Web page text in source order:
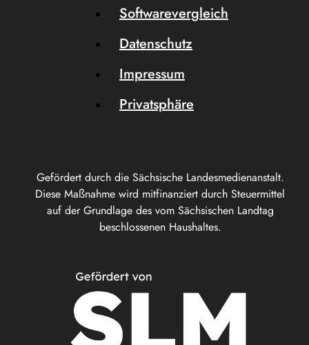
Gefördert durch die Sächsische Landesmedienanstalt.
Diese Maßnahme wird mitfinanziert durch Steuermittel
auf der Grundlage des vom Sächsischen Landtag
beschlossenen Haushaltes.
Softwarevergleich
Datenschutz
Impressum
Privatsphäre